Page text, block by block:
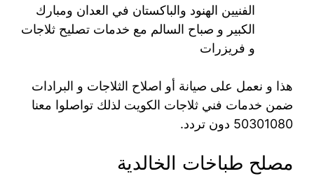
الفنيين الهنود والباكستان في العدان ومبارك
الكبير و صباح السالم مع خدمات تصليح ثلاجات
و فريزرات
هذا و نعمل على صيانة أو اصلاح الثلاجات و البرادات
ضمن خدمات فني ثلاجات الكويت لذلك تواصلوا معنا
50301080 دون تردد.
مصلح طباخات الخالدية